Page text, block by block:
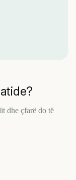
dhe çfarë do të